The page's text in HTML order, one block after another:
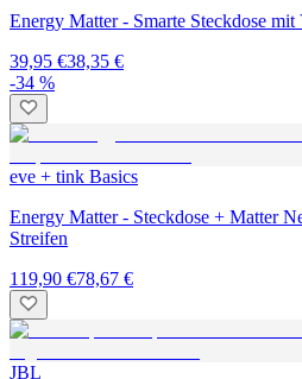
Energy Matter - Smarte Steckdose mit
39,95 €38,35 €
-34 %
eve + tink Basics
Energy Matter - Steckdose + Matter
Streifen
119,90 €78,67 €
JBL